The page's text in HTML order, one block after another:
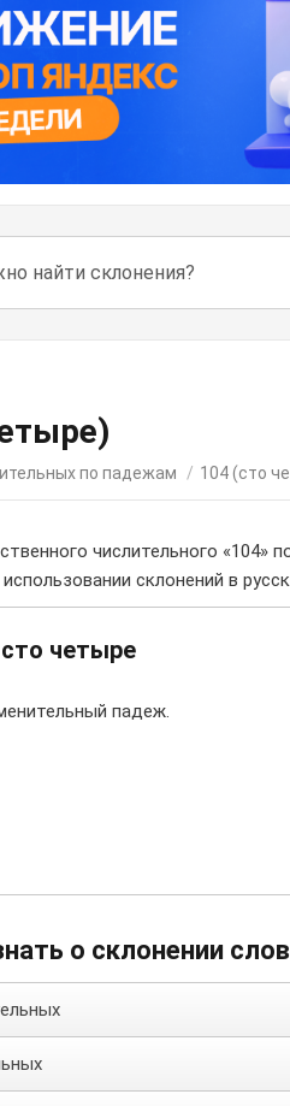
по падежам / 104 (сто
числительного
склонений в
сто четыре
падеж.
о склонении